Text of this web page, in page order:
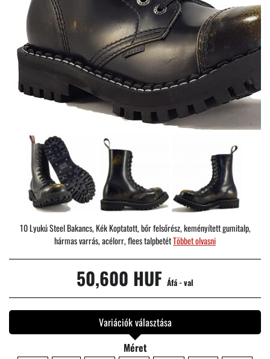
10 Lyukú Steel Bakancs, Kék Koptatott, bőr felsőrész, keményített gumitalp,
hármas varrás, acélorr, flees talpbetétTöbbet olvasni
50,600 HUF Áfá - val
Variációk választása
Méret